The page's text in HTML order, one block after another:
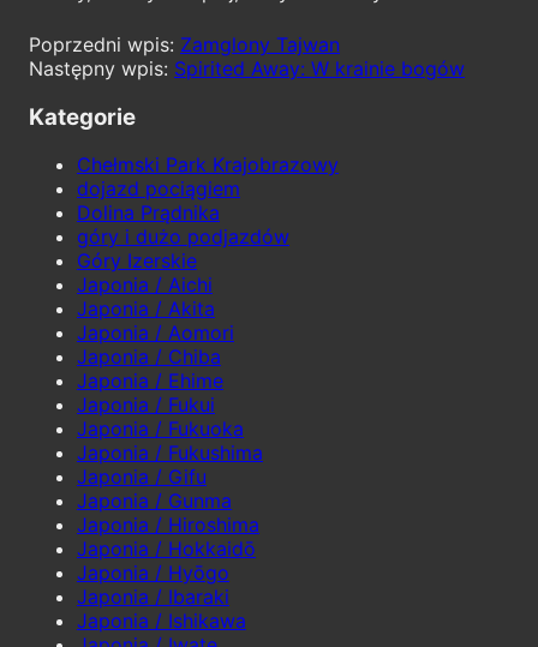
Zamglony Tajwan
Spirited Away: W krainie bogów
Kategorie
Chełmski Park Krajobrazowy
dojazd pociągiem
Dolina Prądnika
góry i dużo podjazdów
Góry Izerskie
Japonia / Aichi
Japonia / Akita
Japonia / Aomori
Japonia / Chiba
Japonia / Ehime
Japonia / Fukui
Japonia / Fukuoka
Japonia / Fukushima
Japonia / Gifu
Japonia / Gunma
Japonia / Hiroshima
Japonia / Hokkaidō
Japonia / Hyōgo
Japonia / Ibaraki
Japonia / Ishikawa